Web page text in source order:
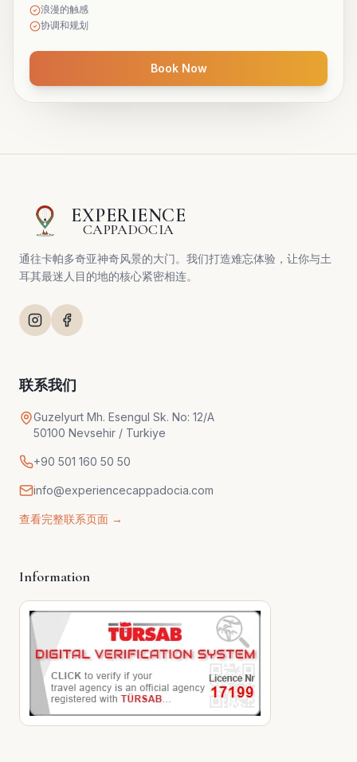
浪漫的触感
协调和规划
Book Now
EXPERIENCE
CAPPADOCIA
通往卡帕多奇亚神奇风景的大门。我们打造难忘体验，让你与土
耳其最迷人目的地的核心紧密相连。
联系我们
Guzelyurt Mh. Esengul Sk. No: 12/A
50100 Nevsehir / Turkiye
+90 501 160 50 50
info@experiencecappadocia.com
查看完整联系页面 →
Information